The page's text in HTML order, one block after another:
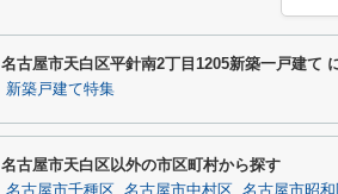
名古屋市天白区平針南2丁目1205新築一戸建て
新築戸建て特集
名古屋市天白区以外の市区町村から探す
名古屋市千種区 名古屋市中村区 名古屋市昭和